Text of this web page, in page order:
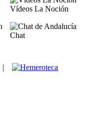
Vídeos La Noción
Chat
|